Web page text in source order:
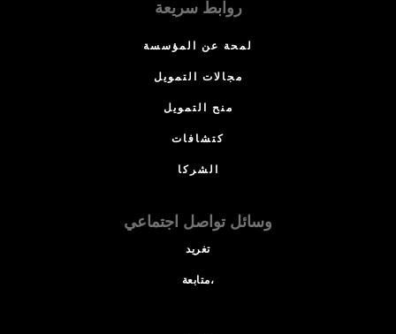
روابط سريعة
لمحة عن المؤسسة
مجالات التمويل
منح التمويل
كتشافات
الشركا
وسائل تواصل اجتماعي
تغريد
متابعة،